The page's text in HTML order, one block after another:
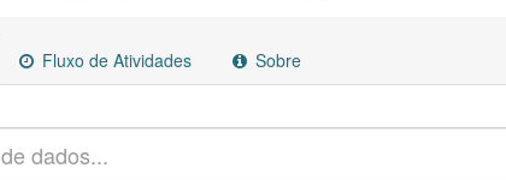
Fluxo de Atividades Sobre